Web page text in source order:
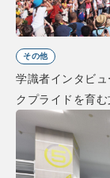
その他
学識者インタビ
クプライドを育む